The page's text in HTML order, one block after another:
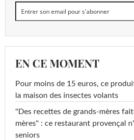
EN CE MOMENT
Pour moins de 15 euros, ce
la maison des insectes volants
"Des recettes de grands-mères
mères" : ce restaurant provençal
seniors